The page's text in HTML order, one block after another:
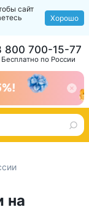
сайт
Хорошо
Бесплатно по России
800 700-15-77
на